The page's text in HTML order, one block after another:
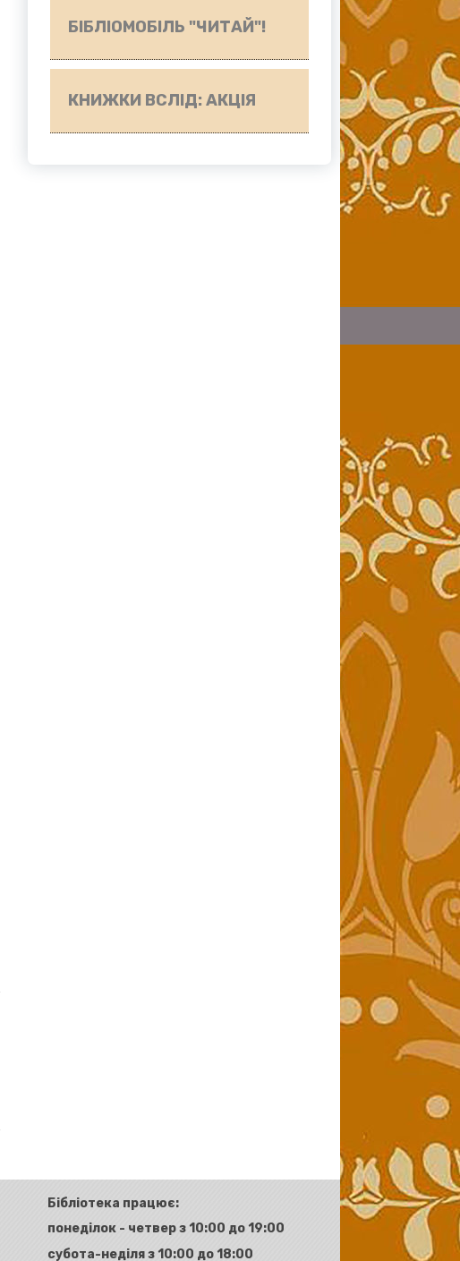
БІБЛІОМОБІЛЬ "ЧИТАЙ"!
КНИЖКИ ВСЛІД: АКЦІЯ
Бібліотека працює:
понеділок - четвер з 10:00 до 19:00
субота-неділя з 10:00 до 18:00